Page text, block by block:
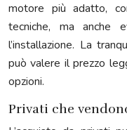
motore più adatto,
tecniche, ma anche
l’installazione. La
può valere il prezzo
opzioni.
Privati che